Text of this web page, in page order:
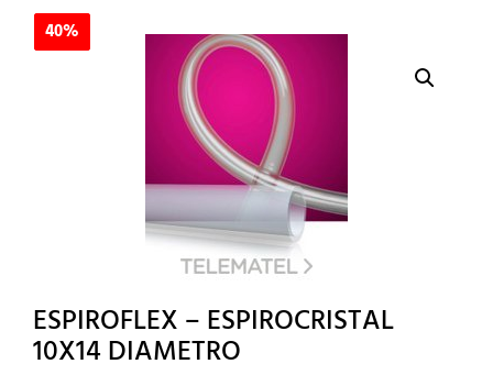
40%
ESPIROFLEX – ESPIROCRISTAL
10X14 DIAMETRO
40%